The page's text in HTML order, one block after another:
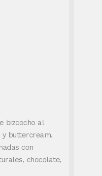
bizcocho al
y buttercream.
con
chocolate,